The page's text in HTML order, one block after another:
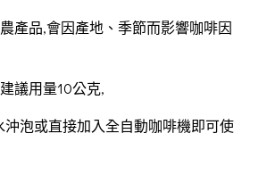
產品,會因產地、季節而影響咖啡因
議用量10公克,
沖泡或直接加入全自動咖啡機即可使